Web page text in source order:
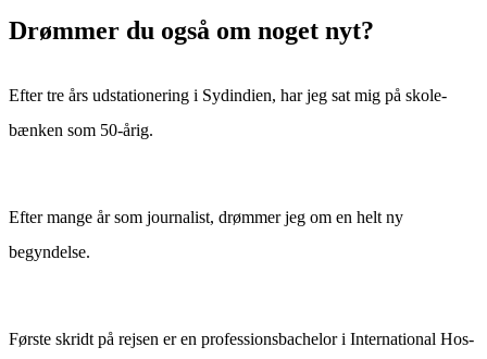
Drømmer du også om noget nyt?
Efter tre års udsta­tioner­ing i Sydin­di­en, har jeg sat mig på skole­
bænken som 50-årig.
Efter mange år som jour­nal­ist, drøm­mer jeg om en helt ny
begyndelse.
Første skridt på rejsen er en pro­fes­sions­bach­e­lor i Inter­na­tion­al Hos­